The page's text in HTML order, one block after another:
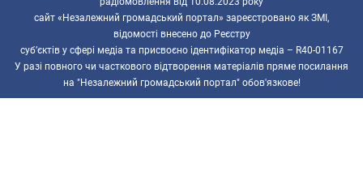
сайт «Незалежний громадський портал» зареєстровано як ЗМІ,
відомості внесено до Реєстру
суб’єктів у сфері медіа та присвоєно ідентифікатор медіа – R40-01167
У разі повного чи часткового відтворення матеріалів пряме посилання
на "Незалежний громадський портал" обов'язкове!